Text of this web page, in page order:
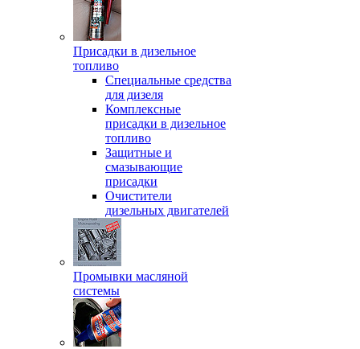
Присадки в дизельное
топливо
Спeциальные средства
для дизеля
Комплексные
присадки в дизельное
топливо
Защитные и
смазывающие
присадки
Очистители
дизельных двигателей
Промывки масляной
системы